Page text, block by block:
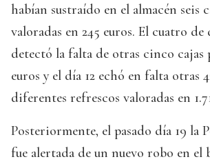
habían sustraído en el almacén seis
valoradas en 245 euros. El cuatro
detectó la falta de otras cinco cajas
euros y el día 12 echó en falta otras
diferentes refrescos valoradas en
Posteriormente, el pasado día 19 la
fue alertada de un nuevo robo en